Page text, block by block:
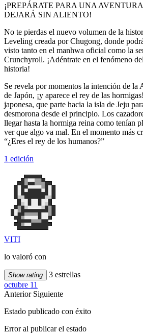
¡PREPÁRATE PARA UNA
DEJARÁ SIN ALIENTO!
No te pierdas el nuevo volumen de la
Leveling creada por Chugong, donde
visto tanto en el manhwa oficial como la
Crunchyroll. ¡Adéntrate en el fenómeno
historia!
Se revela por momentos la intención de la
de Japón, ¡y aparece el rey de las
japonesa, que parte hacia la isla de Jeju
desmorona desde el principio. Los
llegar hasta la hormiga reina como tenían
ver que algo va mal. En el momento más
“¿Eres el rey de los humanos?”
1 edición
VITI
lo valoró con
Show rating
3 estrellas
octubre 11
Anterior Siguiente
Estado publicado con éxito
Error al publicar el estado